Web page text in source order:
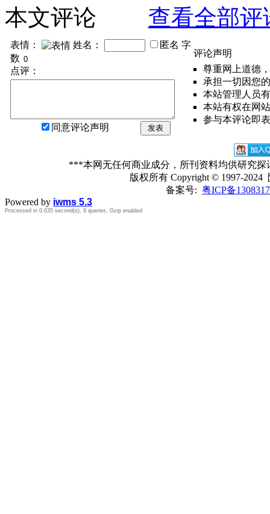
本文评论
查看全部评
表情： 姓名： 匿名 字
数
点评：
同意评论声明 发表
评论声明
尊重网上道德
承担一切因您
本站管理人员
本站有权在网
参与本评论即
***本网无任何商业成分，所刊资料均供研究
版权所有Copyright © 1997-2024
备案号: 粤ICP备
Powered by iwms 5.3
Processed in 0.035 second(s), 8 queries, Gzip enabled